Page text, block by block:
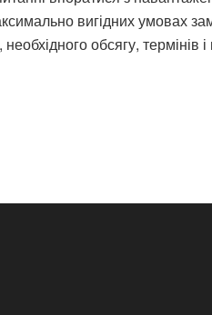
вигідних умовах
обсягу,